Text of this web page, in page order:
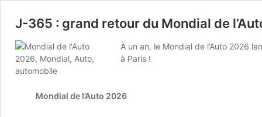
J-365 : grand retour du Mondial de
À un an, le Mondial de l’Auto 2026
à Paris !
Mondial de l’Auto 2026